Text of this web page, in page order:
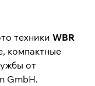
техники WBR
компактные
от
GmbH.